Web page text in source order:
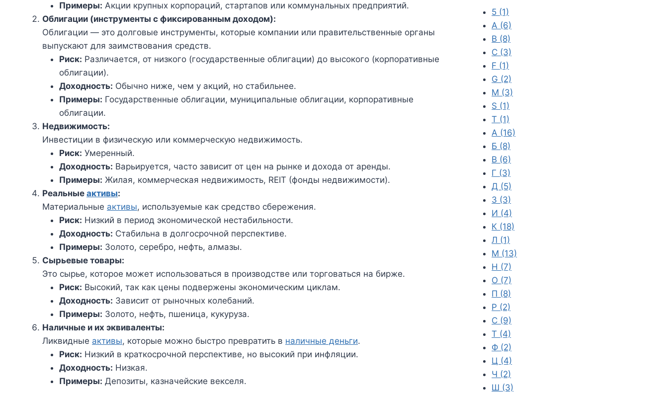
Примеры: Акции крупных корпораций, стартапов или коммунальных предприятий.
Облигации (инструменты с фиксированным доходом):
Облигации — это долговые инструменты, которые компании или правительственные органы
выпускают для заимствования средств.
Риск: Различается, от низкого (государственные облигации) до высокого (корпоративные
облигации).
Доходность: Обычно ниже, чем у акций, но стабильнее.
Примеры: Государственные облигации, муниципальные облигации, корпоративные
облигации.
Недвижимость:
Инвестиции в физическую или коммерческую недвижимость.
Риск: Умеренный.
Доходность: Варьируется, часто зависит от цен на рынке и дохода от аренды.
Примеры: Жилая, коммерческая недвижимость, REIT (фонды недвижимости).
Реальные активы:
Материальные активы, используемые как средство сбережения.
Риск: Низкий в период экономической нестабильности.
Доходность: Стабильна в долгосрочной перспективе.
Примеры: Золото, серебро, нефть, алмазы.
Сырьевые товары:
Это сырье, которое может использоваться в производстве или торговаться на бирже.
Риск: Высокий, так как цены подвержены экономическим циклам.
Доходность: Зависит от рыночных колебаний.
Примеры: Золото, нефть, пшеница, кукуруза.
Наличные и их эквиваленты:
Ликвидные активы, которые можно быстро превратить в наличные деньги.
Риск: Низкий в краткосрочной перспективе, но высокий при инфляции.
Доходность: Низкая.
Примеры: Депозиты, казначейские векселя.
5 (1)
A (6)
B (8)
C (3)
F (1)
G (2)
M (3)
S (1)
T (1)
А (16)
Б (8)
В (6)
Г (3)
Д (5)
З (3)
И (4)
К (18)
Л (1)
М (13)
Н (7)
О (7)
П (8)
Р (2)
С (9)
Т (4)
Ф (2)
Ц (4)
Ч (2)
Ш (3)